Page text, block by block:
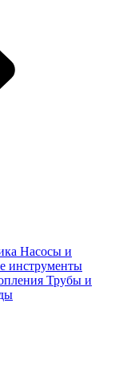
Насосы и
инструменты
Трубы и